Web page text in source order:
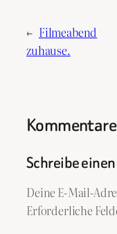
← Filmeabend
zuhause.
Kommentare
Schreibe
Deine E-Mail-
Erforderliche